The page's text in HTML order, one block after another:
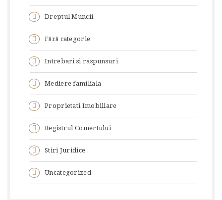
Dreptul Muncii
Fără categorie
Intrebari si raspunsuri
Mediere familiala
Proprietati Imobiliare
Registrul Comertului
Stiri Juridice
Uncategorized